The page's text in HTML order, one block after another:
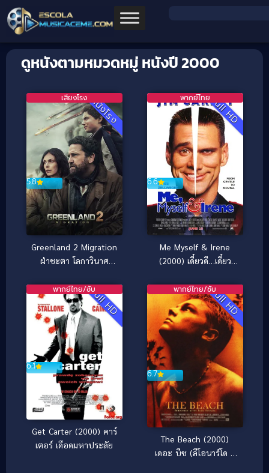
ดูหนังตามหมวดหมู่ หนังปี 2000
หนังโรง
5.8
เสียงโรง
Greenland 2 Migration
ฝ่าชะตา โลกาวินาศ
Full HD
6.6
พากย์ไทย
Me Myself & Irene
(2000) เดี๋ยวดี…เดี๋ยว
Full HD
6.1
พากย์ไทย/ซับ
Get Carter (2000) คาร์
เตอร์ เดือดมหาประลัย
Full HD
6.7
พากย์ไทย/ซับ
The Beach (2000)
เดอะ บีช (ลีโอนาร์โด ดิ